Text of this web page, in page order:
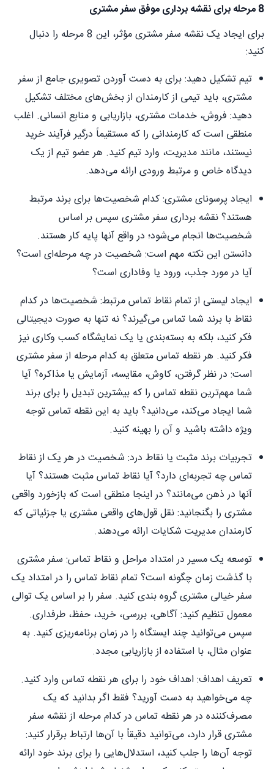
8 مرحله برای نقشه برداری موفق سفر مشتری
برای ایجاد یک نقشه سفر مشتری مؤثر، این 8 مرحله را دنبال
کنید:
تیم تشکیل دهید: برای به دست آوردن تصویری جامع از سفر
مشتری، باید تیمی از کارمندان از بخش‌های مختلف تشکیل
دهید: فروش، خدمات مشتری، بازاریابی و منابع انسانی. اغلب
منطقی است که کارمندانی را که مستقیماً درگیر فرآیند خرید
نیستند، مانند مدیریت، وارد تیم کنید. هر عضو تیم از یک
دیدگاه خاص و مرتبط ورودی ارائه می‌دهد.
ایجاد پرسونای مشتری: کدام شخصیت‌ها برای برند مرتبط
هستند؟ نقشه برداری سفر مشتری سپس بر اساس
شخصیت‌ها انجام می‌شود؛ در واقع آنها پایه کار هستند.
دانستن این نکته مهم است: شخصیت در چه مرحله‌ای است؟
آیا در مورد جذب، ورود یا وفاداری است؟
ایجاد لیستی از تمام نقاط تماس مرتبط: شخصیت‌ها در کدام
نقاط با برند شما تماس می‌گیرند؟ نه تنها به صورت دیجیتالی
فکر کنید، بلکه به بسته‌بندی یا یک نمایشگاه کسب وکاری نیز
فکر کنید. هر نقطه تماس متعلق به کدام مرحله از سفر مشتری
است: در نظر گرفتن، کاوش، مقایسه، آزمایش یا مذاکره؟ آیا
شما مهم‌ترین نقطه تماس را که بیشترین تبدیل را برای برند
شما ایجاد می‌کند، می‌دانید؟ باید به این نقطه تماس توجه
ویژه داشته باشید و آن را بهینه کنید.
تجربیات برند مثبت یا نقاط درد: شخصیت در هر یک از نقاط
تماس چه تجربه‌ای دارد؟ آیا نقاط تماس مثبت هستند؟ آیا
آنها در ذهن می‌مانند؟ در اینجا منطقی است که بازخورد واقعی
مشتری را بگنجانید: نقل قول‌های واقعی مشتری یا جزئیاتی که
کارمندان مدیریت شکایات ارائه می‌دهند.
توسعه یک مسیر در امتداد مراحل و نقاط تماس: سفر مشتری
با گذشت زمان چگونه است؟ تمام نقاط تماس را در امتداد یک
سفر خیالی مشتری گروه بندی کنید. سفر را بر اساس یک توالی
معمول تنظیم کنید: آگاهی، بررسی، خرید، حفظ، طرفداری.
سپس می‌توانید چند ایستگاه را در زمان برنامه‌ریزی کنید. به
عنوان مثال، با استفاده از بازاریابی مجدد.
تعریف اهداف: اهداف خود را برای هر نقطه تماس وارد کنید.
چه می‌خواهید به دست آورید؟ فقط اگر بدانید که یک
مصرف‌کننده در هر نقطه تماس در کدام مرحله از نقشه سفر
مشتری قرار دارد، می‌توانید دقیقاً با آن‌ها ارتباط برقرار کنید:
توجه آن‌ها را جلب کنید، استدلال‌هایی را برای برند خود ارائه